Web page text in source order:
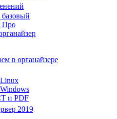
базовый
Про
в органайзере
и PDF
2019